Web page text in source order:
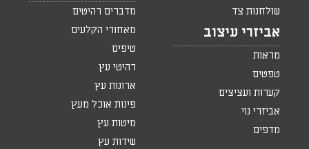
שולחנות צד
אביזרי עיצוב
מראות
טפטים
קערות ועציצים
אביזרי נוי
מדפים
מדברים רהיטים
מאחורי הקלעים
טיפים
רהיטי עץ
ארונות עץ
פינות אוכל מעץ
מיטות עץ
שידות עץ